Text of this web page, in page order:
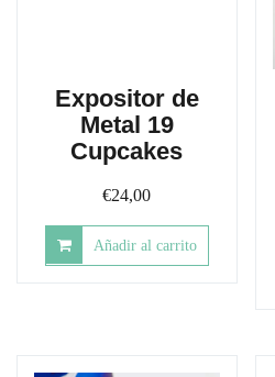
Expositor de
Metal 19
Cupcakes
€24,00
Añadir al carrito